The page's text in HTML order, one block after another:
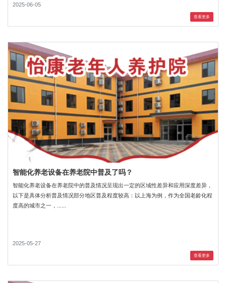
2025-06-05
查看更多
智能化养老设备在养老院中普及了吗？
智能化养老设备在养老院中的普及情况呈现出一定的区域性差异和应用深度差异，
以下是具体分析普及情况部分地区普及程度较高：以上海为例，作为全国老龄化程
度高的城市之一，......
2025-05-27
查看更多